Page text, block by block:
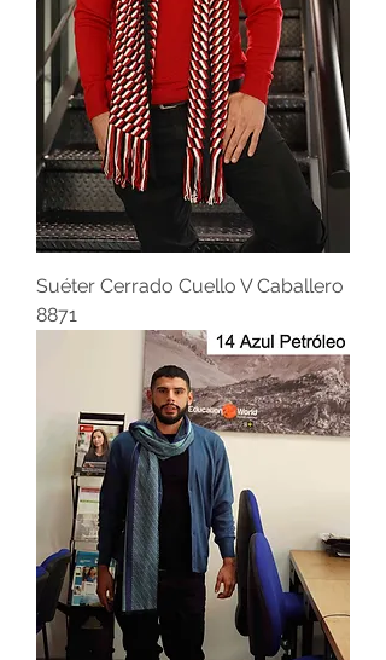
Suéter Cerrado Cuello V Caballero
8871